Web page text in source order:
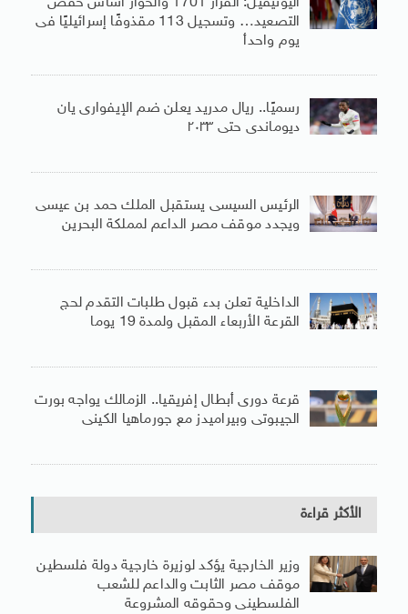
التصعيد… وتسجيل 113 مقذوفًا إسرائيليًا فى
يوم واحدأ
رسميًا.. ريال مدريد يعلن ضم الإيفوارى يان
ديوماندى حتى ٢٠٣٣
الرئيس السيسى يستقبل الملك حمد بن عيسى
ويجدد موقف مصر الداعم لمملكة البحرين
الداخلية تعلن بدء قبول طلبات التقدم لحج
القرعة الأربعاء المقبل ولمدة 19 يوما
قرعة دورى أبطال إفريقيا.. الزمالك يواجه بورت
الجيبوتى وبيراميدز مع جورماهيا الكينى
الأكثر قراءة
وزير الخارجية يؤكد لوزيرة خارجية دولة فلسطين
موقف مصر الثابت والداعم للشعب
الفلسطينى وحقوقه المشروعة